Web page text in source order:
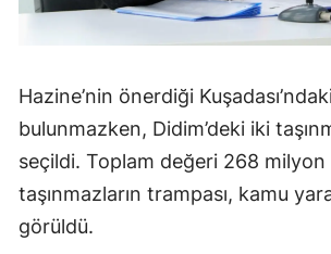
Hazine’nin önerdiği
bulunmazken, Didim’deki iki
seçildi. Toplam değeri 268 milyon
taşınmazların trampası, kamu
görüldü.